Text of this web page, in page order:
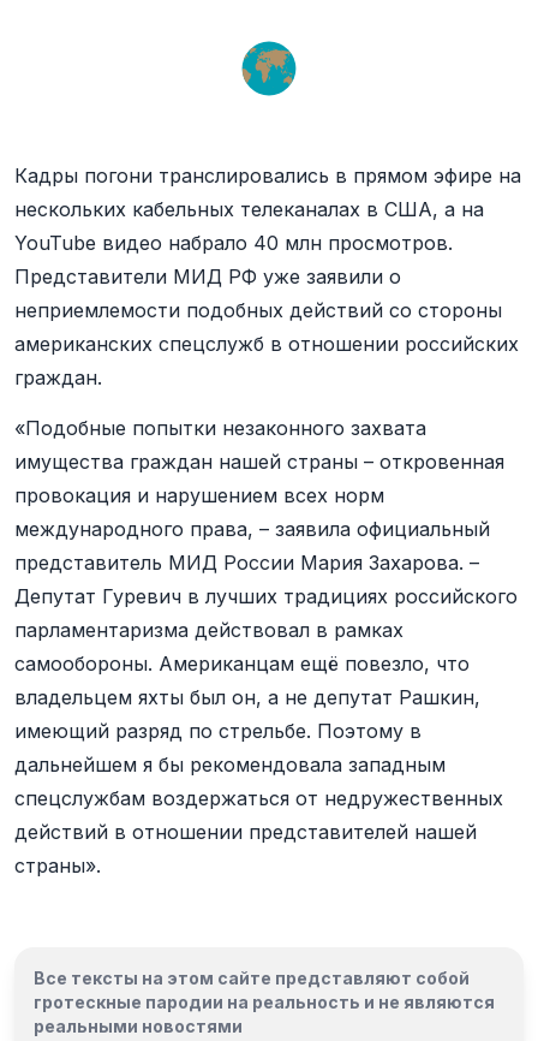
Кадры погони транслировались в прямом эфире на
нескольких кабельных телеканалах в США, а на
YouTube видео набрало 40 млн просмотров.
Представители МИД РФ уже заявили о
неприемлемости подобных действий со стороны
американских спецслужб в отношении российских
граждан.
«Подобные попытки незаконного захвата
имущества граждан нашей страны – откровенная
провокация и нарушением всех норм
международного права, – заявила официальный
представитель МИД России Мария Захарова. –
Депутат Гуревич в лучших традициях российского
парламентаризма действовал в рамках
самообороны. Американцам ещё повезло, что
владельцем яхты был он, а не депутат Рашкин,
имеющий разряд по стрельбе. Поэтому в
дальнейшем я бы рекомендовала западным
спецслужбам воздержаться от недружественных
действий в отношении представителей нашей
страны».
Все тексты на этом сайте представляют собой
гротескные пародии на реальность и не являются
реальными новостями